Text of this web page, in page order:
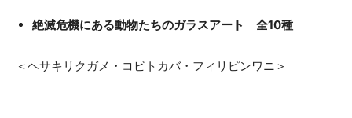
絶滅危機にある動物たちのガラスアート 全10種
＜ヘサキリクガメ・コビトカバ・フィリピンワニ＞